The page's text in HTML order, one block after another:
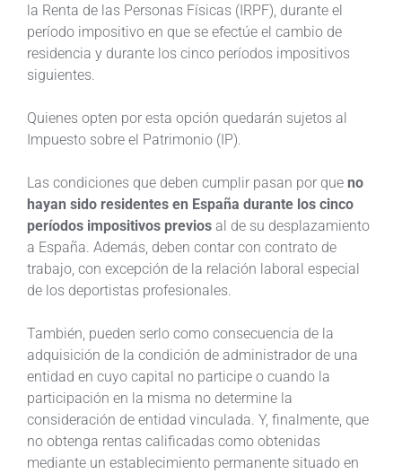
la Renta de las Personas Físicas (IRPF), durante el
período impositivo en que se efectúe el cambio de
residencia y durante los cinco períodos impositivos
siguientes.
Quienes opten por esta opción quedarán sujetos al
Impuesto sobre el Patrimonio (IP).
Las condiciones que deben cumplir pasan por que no
hayan sido residentes en España durante los cinco
períodos impositivos previos al de su desplazamiento
a España. Además, deben contar con contrato de
trabajo, con excepción de la relación laboral especial
de los deportistas profesionales.
También, pueden serlo como consecuencia de la
adquisición de la condición de administrador de una
entidad en cuyo capital no participe o cuando la
participación en la misma no determine la
consideración de entidad vinculada. Y, finalmente, que
no obtenga rentas calificadas como obtenidas
mediante un establecimiento permanente situado en